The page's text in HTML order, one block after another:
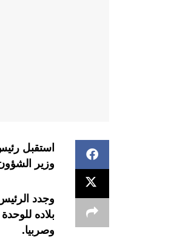
وزير
وجدد
بلاده
وصربيا.